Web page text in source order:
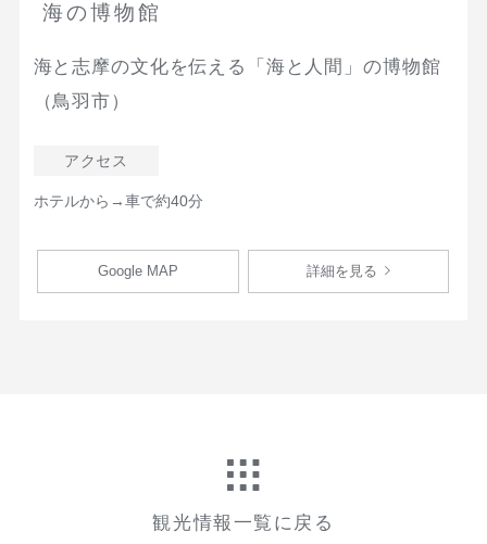
海の博物館
海と志摩の文化を伝える「海と人間」の博物館
（鳥羽市）
アクセス
ホテルから→車で約40分
Google MAP 詳細を見る
観光情報一覧に戻る